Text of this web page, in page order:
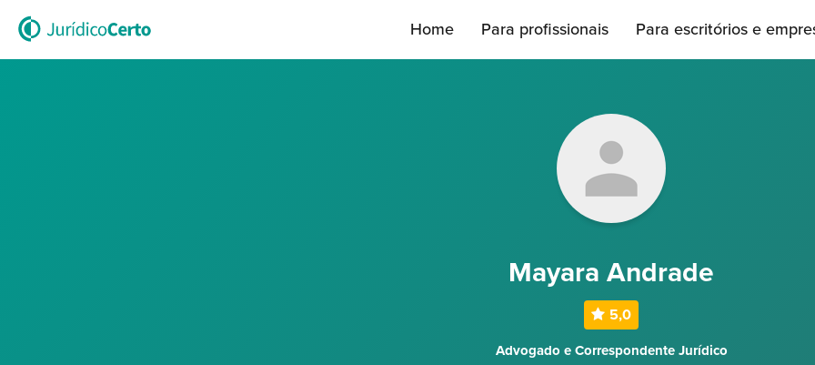
Home Para profissionais Para escritórios e
Mayara Andrade
5,0
Advogado e Correspondente Jurídico